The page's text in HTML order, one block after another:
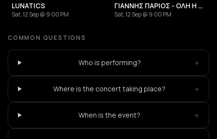
LUNATICS
Sat, 12 Sep @ 9:00 PM
ΓΙΑΝΝΗΣ ΠΑΡΙΟΣ - ΟΛΗ Η ΖΩΗ ΜΟΥ
Sat, 12 Sep @ 9:00 PM
COMMON QUESTIONS
Who is performing? +
Where is the concert taking place? +
When is the event? +